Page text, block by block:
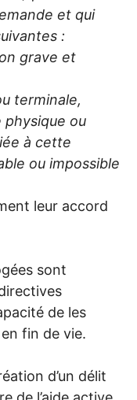
et qui
:
grave et
terminale,
ou
à cette
ou impossible
leur accord
sont
de les
fin de vie.
d’un délit